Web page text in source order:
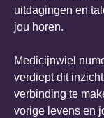
uitdagingen en
jou horen.
Medicijnwiel
verdiept dit
verbinding te
vorige levens en